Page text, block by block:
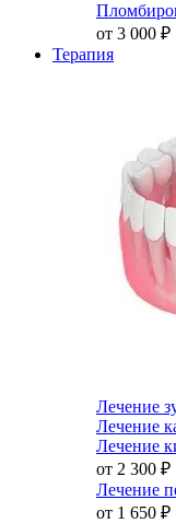
от 3 000 ₽
Терапия
Лечение
Лечение
Лечение
от 2 300 ₽
Лечение
от 1 650 ₽